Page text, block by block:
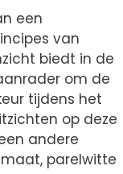
een
van
biedt in de
om de
tijdens het
op deze
andere
parelwitte